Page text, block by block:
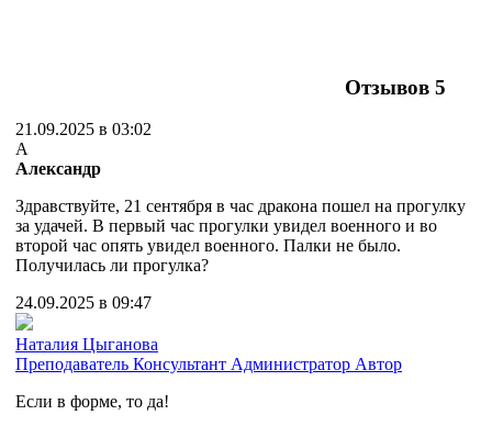
Отзывов 5
21.09.2025 в 03:02
А
Александр
Здравствуйте, 21 сентября в час дракона пошел на прогулку
за удачей. В первый час прогулки увидел военного и во
второй час опять увидел военного. Палки не было.
Получилась ли прогулка?
24.09.2025 в 09:47
Наталия Цыганова
Преподаватель Консультант Администратор Автор
Если в форме, то да!